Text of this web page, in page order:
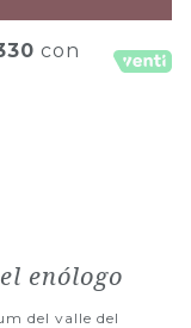
con
enólogo
del valle del